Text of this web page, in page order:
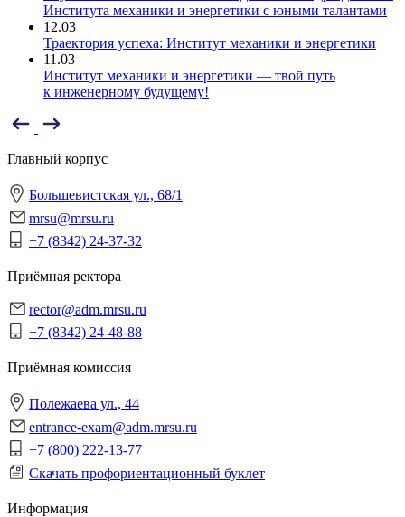
Института механики и энергетики с юными талантами
12.03
Траектория успеха: Институт механики и энергетики
11.03
Институт механики и энергетики — твой путь
к инженерному будущему!
Главный корпус
Большевистская ул., 68/1
mrsu@mrsu.ru
+7 (8342) 24-37-32
Приёмная ректора
rector@adm.mrsu.ru
+7 (8342) 24-48-88
Приёмная комиссия
Полежаева ул., 44
entrance-exam@adm.mrsu.ru
+7 (800) 222-13-77
Скачать профориентационный буклет
Информация